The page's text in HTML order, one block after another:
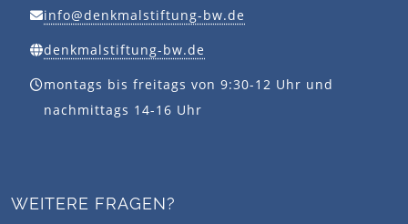
info@denkmalstiftung-bw.de
denkmalstiftung-bw.de
montags bis freitags von 9:30-12 Uhr und
nachmittags 14-16 Uhr
WEITERE FRAGEN?